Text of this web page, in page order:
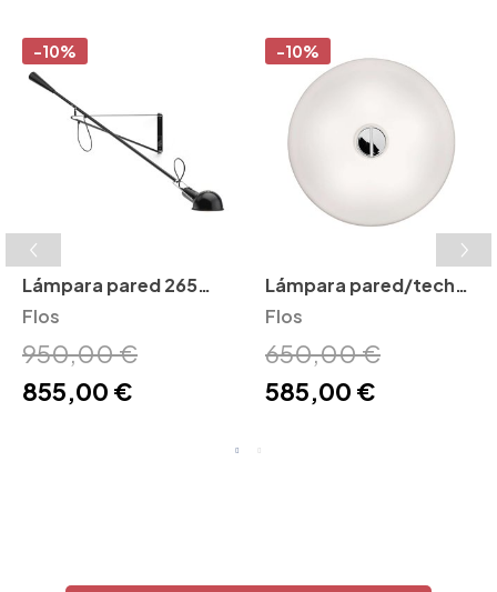
-10%
Lámpara pared 265
Flos
Flos
950,00 €
855,00 €
-10%
Lámpara pared/techo
Button Flos
Flos
650,00 €
585,00 €